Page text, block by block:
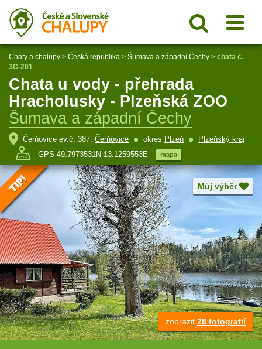
Chaty a chalupy > Česká republika > Šumava a západní Čechy > chata č.
3C-201
Chata u vody - přehrada
Hracholusky - Plzeňská ZOO
Šumava a západní Čechy
Čerňovice ev.č. 387, Čerňovice okres Plzeň
Plzeňský kraj
GPS 49.7973531N 13.1259553E
mapa
Můj výběr
zobrazit 28 fotografií